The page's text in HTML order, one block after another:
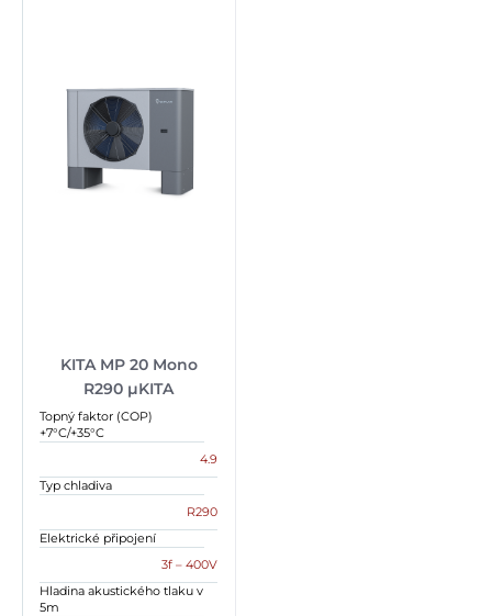
KITA MP 20 Mono
R290 µKITA
Topný faktor (COP)
+7°C/+35°C
4.9
Typ chladiva
R290
Elektrické připojení
3f – 400V
Hladina akustického tlaku v
5m